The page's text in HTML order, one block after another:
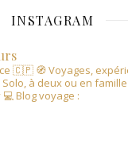
INSTAGRAM
🇨🇵 🧭 Voyages,
Solo, à deux ou en famille
💻 Blog voyage :